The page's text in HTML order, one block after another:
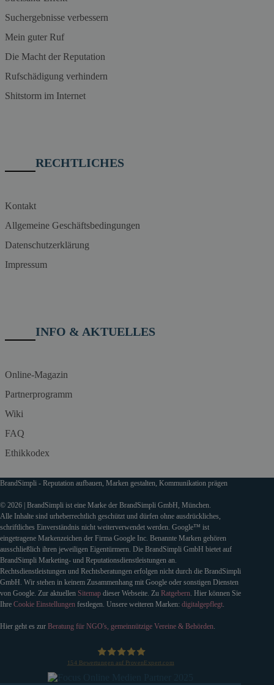
Suchergebnisse verbessern
Mein guter Ruf
Die Macht der Reputation
Rufschädigung verhindern
Shitstorm im Internet
RECHTLICHES
Kontakt
Allgemeine Geschäftsbedingungen
Datenschutzerklärung
Impressum
INFO & AKTUELLES
Online-Magazin
Partnerprogramm
Wiki
FAQ
Ethikkodex
BrandSimpli - Reputation aufbauen, Marken gestalten, Kommunikation prägen
© 2026 | BrandSimpli ist eine Marke der BrandSimpli GmbH, München.
Alle Inhalte sind urheberrechtlich geschützt und dürfen ohne ausdrückliches,
schriftliches Einverständnis nicht weiterverwendet werden. Google™ ist
eingetragene Markenzeichen der Firma Google Inc. Benannte Marken gehören
ausschließlich ihren jeweiligen Eigentürmern. Die BrandSimpli GmbH bietet auf
BrandSimpli Marketing- und Reputationsdienstleistungen an.
Rechtsdienstleistungen und Rechtsberatungen erfolgen nicht durch die BrandSimpli
GmbH. Wir stehen in keinem Zusammenhang mit Google oder sonstigen Diensten
von Google. Zur aktuellen Sitemap dieser Webseite. Zu Ratgebern. Hier können Sie
Ihre Cookie Einstellungen festlegen. Unsere weiteren Marken: digitalgepflegt.
Hier geht es zur Beratung für NGO's, gemeinnützige Vereine & Behörden.
154 Bewertungen auf ProvenExpert.com